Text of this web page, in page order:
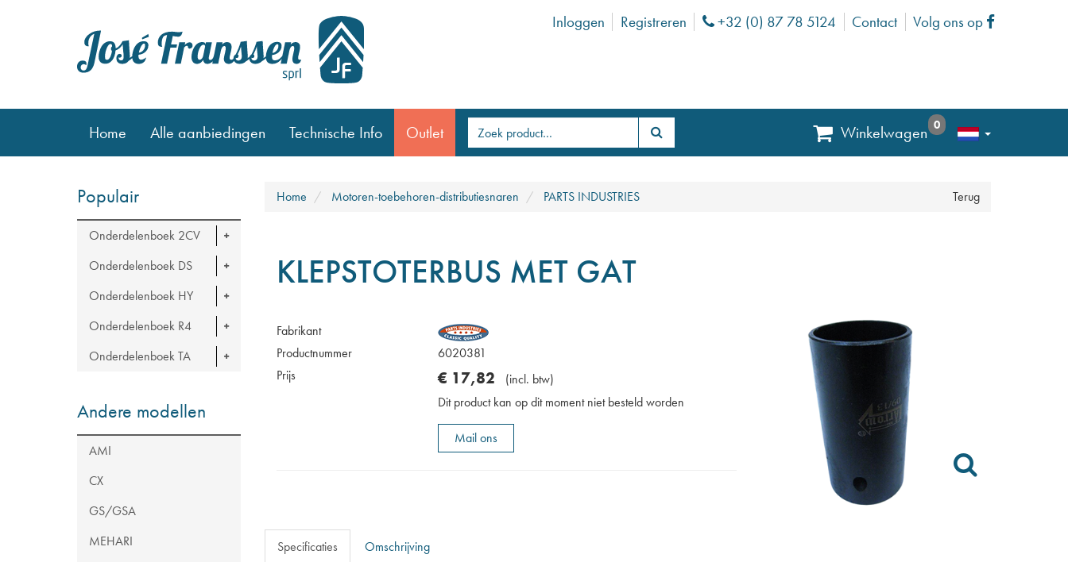
Inloggen Registreren Phone
+32 (0) 87 78 5124 Contact Volg ons op Facebook
Home Alle aanbiedingen Technische Info Outlet Winkelwagen 0
Populair
Onderdelenboek 2CV
Onderdelenboek DS
Onderdelenboek HY
Onderdelenboek R4
Onderdelenboek TA
Andere modellen
AMI
CX
GS/GSA
MEHARI
Terug
Home Motoren-toebehoren-distributiesnaren PARTS INDUSTRIES
KLEPSTOTERBUS MET GAT
Fabrikant
Productnummer
6020381
Prijs
€ 17,82 (incl. btw)
Dit product kan op dit moment niet besteld worden
Mail ons
Specificaties Omschrijving